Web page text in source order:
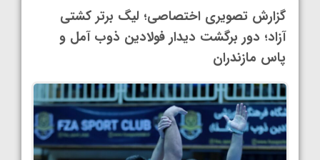
گزارش تصویری اختصاصی؛ لیگ برتر کشتی
آزاد؛ دور برگشت دیدار فولادین ذوب آمل و
پاس مازندران